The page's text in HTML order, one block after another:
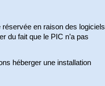
en raison des logiciels
du fait que le PIC n’a pas
héberger une installation